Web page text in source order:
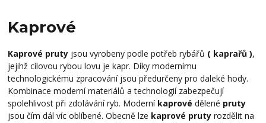
Kaprové
Kaprové pruty jsou vyrobeny podle potřeb rybářů ( kaprařů ),
jejihž cílovou rybou lovu je kapr. Díky modernímu
technologickému zpracování jsou předurčeny pro daleké hody.
Kombinace moderní materiálů a technologií zabezpečují
spolehlivost při zdolávání ryb. Moderní kaprové dělené pruty
jsou čím dál víc oblíbené. Obecně lze kaprové pruty rozdělit na